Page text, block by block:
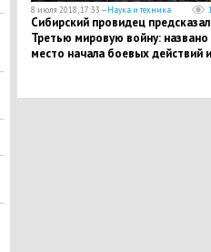
8 июля 2018, 17:33 —Наука и техника
Сибирский провидец предсказал
Третью мировую войну: названо
место начала боевых действий и